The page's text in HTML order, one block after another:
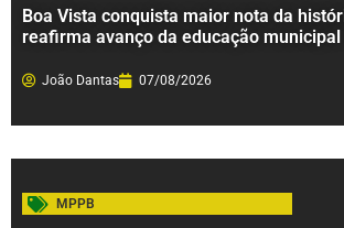
Boa Vista conquista maior nota da
reafirma avanço da educação municipal
João Dantas 07/08/2026
MPPB